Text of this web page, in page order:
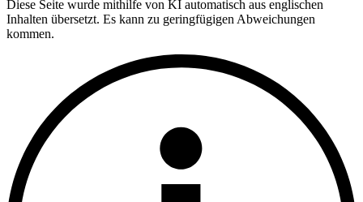
Diese Seite wurde mithilfe von KI automatisch aus englischen
Inhalten übersetzt. Es kann zu geringfügigen Abweichungen
kommen.